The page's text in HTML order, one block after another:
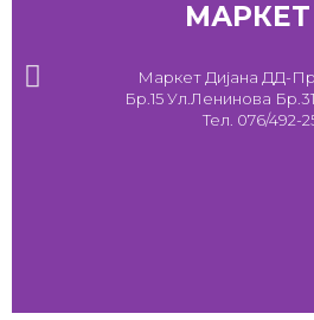
МАРКЕТ
Маркет Дијана ДД-
Бр.15 Ул.Ленинова
Тел. 076/492-